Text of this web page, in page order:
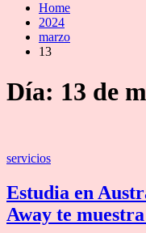
Home
2024
marzo
13
Día: 13 de
Categories
servicios
Estudia en
Away te